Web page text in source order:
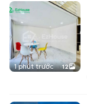
1 phút trước 12